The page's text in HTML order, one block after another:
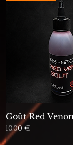
Goût Red
Prix
10,00 €